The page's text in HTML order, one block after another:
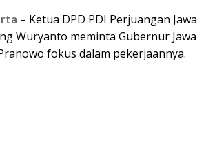
– Ketua DPD PDI Perjuangan Jawa
Wuryanto meminta Gubernur Jawa
fokus dalam pekerjaannya.